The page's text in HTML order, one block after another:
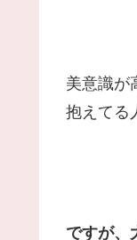
美意識が
抱えてる
ですが、